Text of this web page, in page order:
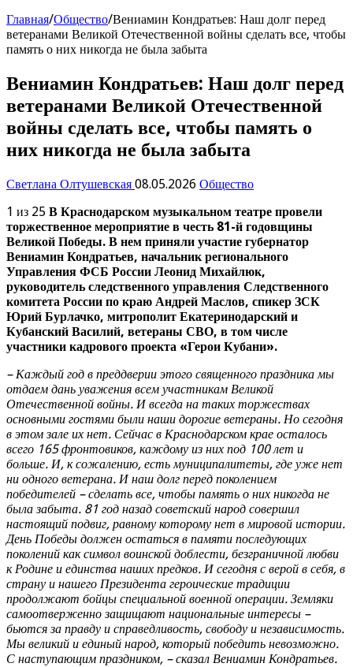
Главная/Общество/Вениамин Кондратьев: Наш долг перед
ветеранами Великой Отечественной войны сделать все, чтобы
память о них никогда не была забыта
Вениамин Кондратьев: Наш долг перед
ветеранами Великой Отечественной
войны сделать все, чтобы память о
них никогда не была забыта
Светлана Олтушевская 08.05.2026 Общество
1 из 25 В Краснодарском музыкальном театре провели
торжественное мероприятие в честь 81-й годовщины
Великой Победы. В нем приняли участие губернатор
Вениамин Кондратьев, начальник регионального
Управления ФСБ России Леонид Михайлюк,
руководитель следственного управления Следственного
комитета России по краю Андрей Маслов, спикер ЗСК
Юрий Бурлачко, митрополит Екатеринодарский и
Кубанский Василий, ветераны СВО, в том числе
участники кадрового проекта «Герои Кубани».
– Каждый год в преддверии этого священного праздника мы
отдаем дань уважения всем участникам Великой
Отечественной войны. И всегда на таких торжествах
основными гостями были наши дорогие ветераны. Но сегодня
в этом зале их нет. Сейчас в Краснодарском крае осталось
всего 165 фронтовиков, каждому из них под 100 лет и
больше. И, к сожалению, есть муниципалитеты, где уже нет
ни одного ветерана. И наш долг перед поколением
победителей – сделать все, чтобы память о них никогда не
была забыта. 81 год назад советский народ совершил
настоящий подвиг, равному которому нет в мировой истории.
День Победы должен остаться в памяти последующих
поколений как символ воинской доблести, безграничной любви
к Родине и единства наших предков. И сегодня с верой в себя, в
страну и нашего Президента героические традиции
продолжают бойцы специальной военной операции. Земляки
самоотверженно защищают национальные интересы –
бьются за правду и справедливость, свободу и независимость.
Мы великий и единый народ, который победить невозможно.
С наступающим праздником, – сказал Вениамин Кондратьев.